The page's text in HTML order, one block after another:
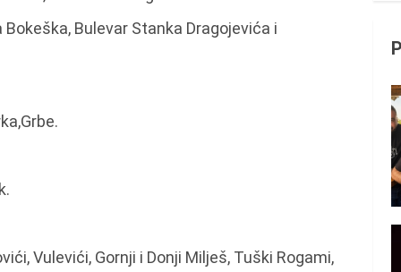
Bulevar Stanka Dragojevića i
Vulevići, Gornji i Donji Milješ, Tuški Rogami,